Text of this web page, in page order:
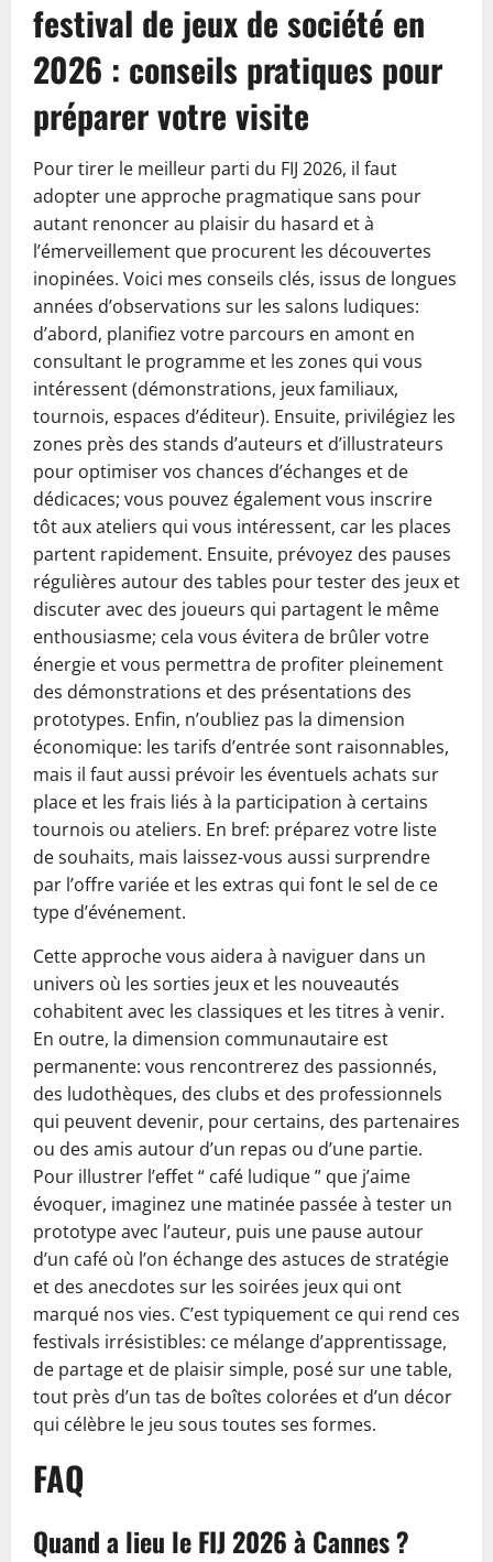
festival de jeux de société en
2026 : conseils pratiques pour
préparer votre visite
Pour tirer le meilleur parti du FIJ 2026, il faut
adopter une approche pragmatique sans pour
autant renoncer au plaisir du hasard et à
l’émerveillement que procurent les découvertes
inopinées. Voici mes conseils clés, issus de longues
années d’observations sur les salons ludiques:
d’abord, planifiez votre parcours en amont en
consultant le programme et les zones qui vous
intéressent (démonstrations, jeux familiaux,
tournois, espaces d’éditeur). Ensuite, privilégiez les
zones près des stands d’auteurs et d’illustrateurs
pour optimiser vos chances d’échanges et de
dédicaces; vous pouvez également vous inscrire
tôt aux ateliers qui vous intéressent, car les places
partent rapidement. Ensuite, prévoyez des pauses
régulières autour des tables pour tester des jeux et
discuter avec des joueurs qui partagent le même
enthousiasme; cela vous évitera de brûler votre
énergie et vous permettra de profiter pleinement
des démonstrations et des présentations des
prototypes. Enfin, n’oubliez pas la dimension
économique: les tarifs d’entrée sont raisonnables,
mais il faut aussi prévoir les éventuels achats sur
place et les frais liés à la participation à certains
tournois ou ateliers. En bref: préparez votre liste
de souhaits, mais laissez-vous aussi surprendre
par l’offre variée et les extras qui font le sel de ce
type d’événement.
Cette approche vous aidera à naviguer dans un
univers où les sorties jeux et les nouveautés
cohabitent avec les classiques et les titres à venir.
En outre, la dimension communautaire est
permanente: vous rencontrerez des passionnés,
des ludothèques, des clubs et des professionnels
qui peuvent devenir, pour certains, des partenaires
ou des amis autour d’un repas ou d’une partie.
Pour illustrer l’effet “ café ludique ” que j’aime
évoquer, imaginez une matinée passée à tester un
prototype avec l’auteur, puis une pause autour
d’un café où l’on échange des astuces de stratégie
et des anecdotes sur les soirées jeux qui ont
marqué nos vies. C’est typiquement ce qui rend ces
festivals irrésistibles: ce mélange d’apprentissage,
de partage et de plaisir simple, posé sur une table,
tout près d’un tas de boîtes colorées et d’un décor
qui célèbre le jeu sous toutes ses formes.
FAQ
Quand a lieu le FIJ 2026 à Cannes ?